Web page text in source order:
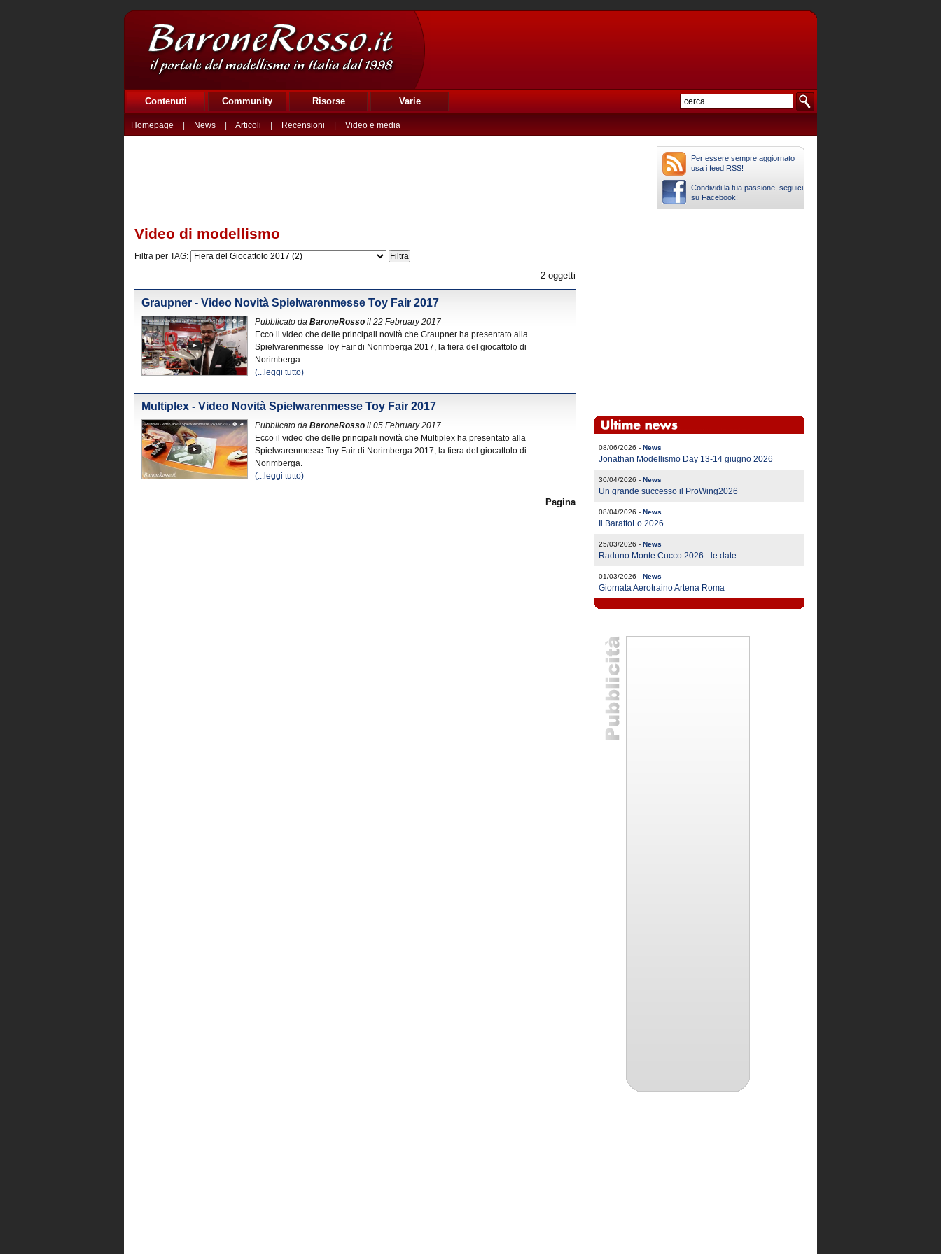
Contenuti Community Risorse Varie
Homepage News Articoli Recensioni Video e media
Per essere sempre aggiornato
usa i feed RSS!
Condividi la tua passione, seguici
su Facebook!
Video di modellismo
Filtra per TAG:
2 oggetti
Graupner - Video Novità Spielwarenmesse Toy Fair 2017
Pubblicato da BaroneRosso il 22 February 2017
Ecco il video che delle principali novità che Graupner ha presentato alla
Spielwarenmesse Toy Fair di Norimberga 2017, la fiera del giocattolo di
Norimberga.
(...leggi tutto)
Multiplex - Video Novità Spielwarenmesse Toy Fair 2017
Pubblicato da BaroneRosso il 05 February 2017
Ecco il video che delle principali novità che Multiplex ha presentato alla
Spielwarenmesse Toy Fair di Norimberga 2017, la fiera del giocattolo di
Norimberga.
(...leggi tutto)
Pagina
08/06/2026 - News
Jonathan Modellismo Day 13-14 giugno 2026
30/04/2026 - News
Un grande successo il ProWing2026
08/04/2026 - News
Il BarattoLo 2026
25/03/2026 - News
Raduno Monte Cucco 2026 - le date
01/03/2026 - News
Giornata Aerotraino Artena Roma